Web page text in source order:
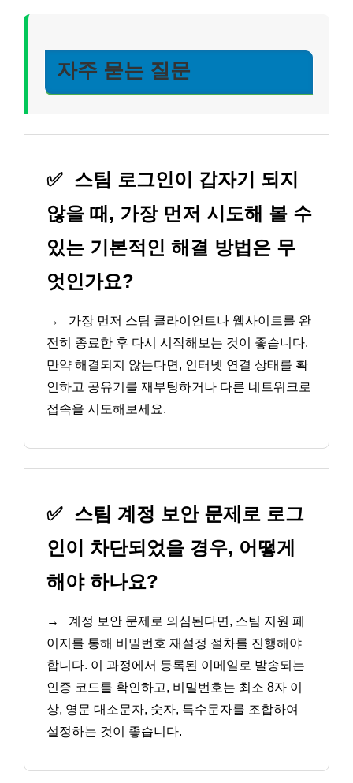
자주 묻는 질문
✅ 스팀 로그인이 갑자기 되지
않을 때, 가장 먼저 시도해 볼 수
있는 기본적인 해결 방법은 무
엇인가요?
→
가장 먼저 스팀 클라이언트나 웹사이트를 완
전히 종료한 후 다시 시작해보는 것이 좋습니다.
만약 해결되지 않는다면, 인터넷 연결 상태를 확
인하고 공유기를 재부팅하거나 다른 네트워크로
접속을 시도해보세요.
✅ 스팀 계정 보안 문제로 로그
인이 차단되었을 경우, 어떻게
해야 하나요?
→
계정 보안 문제로 의심된다면, 스팀 지원 페
이지를 통해 비밀번호 재설정 절차를 진행해야
합니다. 이 과정에서 등록된 이메일로 발송되는
인증 코드를 확인하고, 비밀번호는 최소 8자 이
상, 영문 대소문자, 숫자, 특수문자를 조합하여
설정하는 것이 좋습니다.